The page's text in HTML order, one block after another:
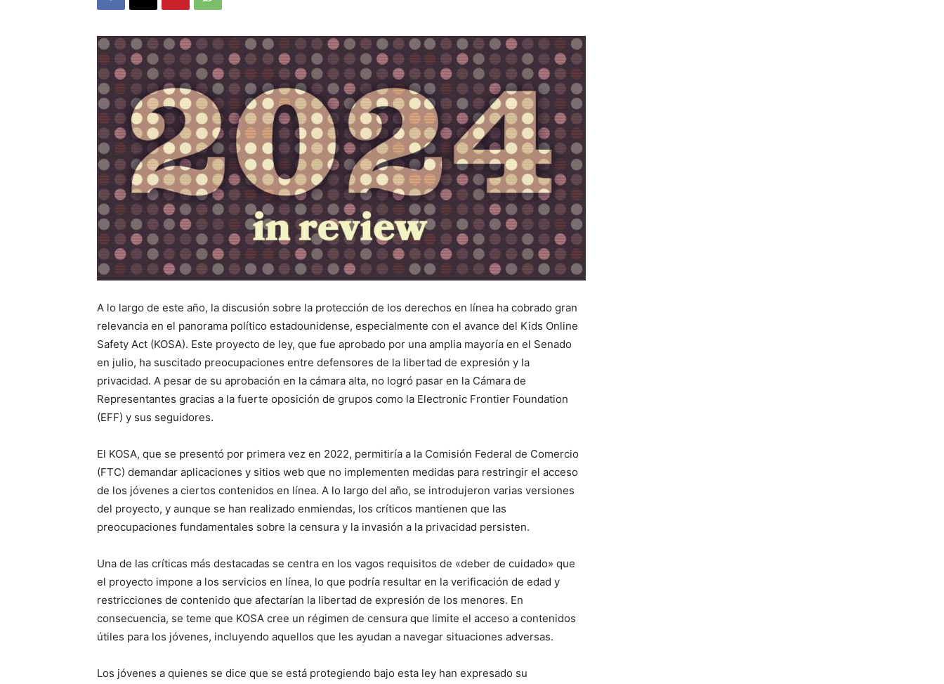
A lo largo de este año, la discusión sobre la protección de los derechos en línea ha cobrado gran
relevancia en el panorama político estadounidense, especialmente con el avance del Kids Online
Safety Act (KOSA). Este proyecto de ley, que fue aprobado por una amplia mayoría en el Senado
en julio, ha suscitado preocupaciones entre defensores de la libertad de expresión y la
privacidad. A pesar de su aprobación en la cámara alta, no logró pasar en la Cámara de
Representantes gracias a la fuerte oposición de grupos como la Electronic Frontier Foundation
(EFF) y sus seguidores.
El KOSA, que se presentó por primera vez en 2022, permitiría a la Comisión Federal de Comercio
(FTC) demandar aplicaciones y sitios web que no implementen medidas para restringir el acceso
de los jóvenes a ciertos contenidos en línea. A lo largo del año, se introdujeron varias versiones
del proyecto, y aunque se han realizado enmiendas, los críticos mantienen que las
preocupaciones fundamentales sobre la censura y la invasión a la privacidad persisten.
Una de las críticas más destacadas se centra en los vagos requisitos de «deber de cuidado» que
el proyecto impone a los servicios en línea, lo que podría resultar en la verificación de edad y
restricciones de contenido que afectarían la libertad de expresión de los menores. En
consecuencia, se teme que KOSA cree un régimen de censura que limite el acceso a contenidos
útiles para los jóvenes, incluyendo aquellos que les ayudan a navegar situaciones adversas.
Los jóvenes a quienes se dice que se está protegiendo bajo esta ley han expresado su